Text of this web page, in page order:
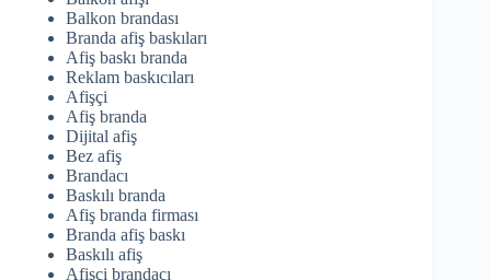
Balkon brandası
Branda afiş baskıları
Afiş baskı branda
Reklam baskıcıları
Afişçi
Afiş branda
Dijital afiş
Bez afiş
Brandacı
Baskılı branda
Afiş branda firması
Branda afiş baskı
Baskılı afiş
Afişçi brandacı